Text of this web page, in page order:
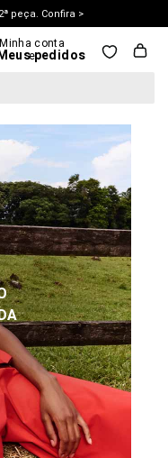
peça. Confira >
e aproveite.